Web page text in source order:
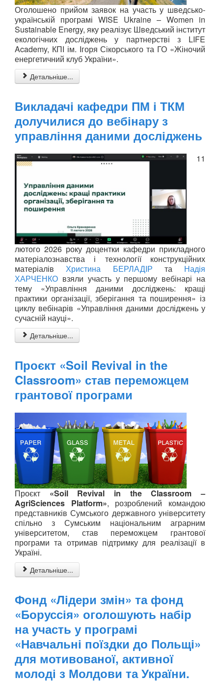
Оголошено прийом заявок на участь у шведсько-
українській програмі WISE Ukraine – Women in
Sustainable Energy, яку реалізує Шведський інститут
екологічних досліджень у партнерстві з LIFE
Academy, КПІ ім. Ігоря Сікорського та ГО «Жіночий
енергетичний клуб України».
Детальніше...
Викладачі кафедри ПМ і ТКМ
долучилися до вебінару з
управління даними досліджень
11
лютого 2026 року доцентки кафедри прикладного
матеріалознавства і технології конструкційних
матеріалівХристина БЕРЛАДІР та Надія
ХАРЧЕНКО взяли участь у першому вебінарі на
тему «Управління даними досліджень: кращі
практики організації, зберігання та поширення» із
циклу вебінарів «Управління даними досліджень у
сучасній науці».
Детальніше...
Проєкт «Soil Revival in the
Classroom» став переможцем
грантової програми
Проєкт «Soil Revival in the Classroom –
AgriSciences Platform», розроблений командою
представників Сумського державного університету
спільно з Сумським національним аграрним
університетом, став переможцем грантової
програми та отримав підтримку для реалізації в
Україні.
Детальніше...
Фонд «Лідери змін» та фонд
«Боруссія» оголошують набір
на участь у програмі
«Навчальні поїздки до Польщі»
для мотивованої, активної
молоді з Молдови та України.